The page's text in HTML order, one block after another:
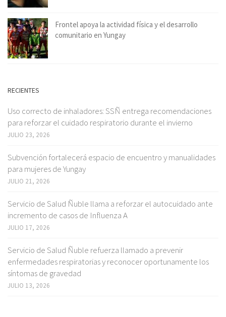
Frontel apoya la actividad física y el desarrollo
comunitario en Yungay
RECIENTES
Uso correcto de inhaladores: SSÑ entrega recomendaciones
para reforzar el cuidado respiratorio durante el invierno
JULIO 23, 2026
Subvención fortalecerá espacio de encuentro y manualidades
para mujeres de Yungay
JULIO 21, 2026
Servicio de Salud Ñuble llama a reforzar el autocuidado ante
incremento de casos de Influenza A
JULIO 17, 2026
Servicio de Salud Ñuble refuerza llamado a prevenir
enfermedades respiratorias y reconocer oportunamente los
síntomas de gravedad
JULIO 13, 2026